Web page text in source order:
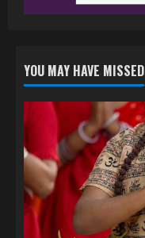
YOU MAY HAVE MISSED